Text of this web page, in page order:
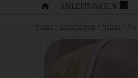
ANLEITUNGEN